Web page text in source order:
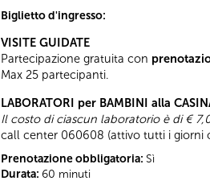
Biglietto d'ingresso:
VISITE GUIDATE
Partecipazione gratuita con
Max 25 partecipanti.
LABORATORI per BAMBINI alla
Il costo di ciascun laboratorio è di €
call center 060608 (attivo tutti i giorni
Prenotazione obbligatoria: Sì
Durata: 60 minuti